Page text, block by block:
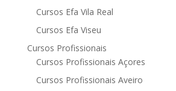
Cursos Efa Vila Real
Cursos Efa Viseu
Cursos Profissionais
Cursos Profissionais Açores
Cursos Profissionais Aveiro